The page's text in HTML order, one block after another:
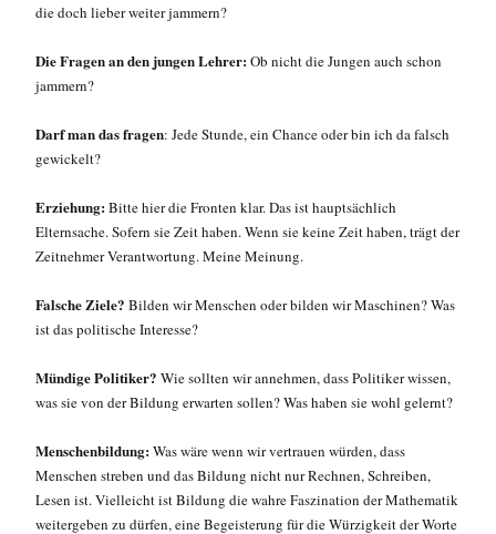
die doch lieber weiter jammern?
Die Fragen an den jungen Lehrer: Ob nicht die Jungen auch schon
jammern?
Darf man das fragen: Jede Stunde, ein Chance oder bin ich da falsch
gewickelt?
Erziehung: Bitte hier die Fronten klar. Das ist hauptsächlich
Elternsache. Sofern sie Zeit haben. Wenn sie keine Zeit haben, trägt der
Zeitnehmer Verantwortung. Meine Meinung.
Falsche Ziele? Bilden wir Menschen oder bilden wir Maschinen? Was
ist das politische Interesse?
Mündige Politiker? Wie sollten wir annehmen, dass Politiker wissen,
was sie von der Bildung erwarten sollen? Was haben sie wohl gelernt?
Menschenbildung: Was wäre wenn wir vertrauen würden, dass
Menschen streben und das Bildung nicht nur Rechnen, Schreiben,
Lesen ist. Vielleicht ist Bildung die wahre Faszination der Mathematik
weitergeben zu dürfen, eine Begeisterung für die Würzigkeit der Worte